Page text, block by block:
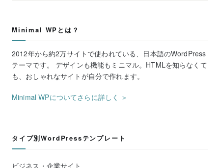
Minimal WPとは？
2012年から約2万サイトで使われている、日本語のWordPress
テーマです。 デザインも機能もミニマル。HTMLを知らなくて
も、おしゃれなサイトが自分で作れます。
Minimal WPについてさらに詳しく ＞
タイプ別WordPressテンプレート
ビジネス・企業サイト